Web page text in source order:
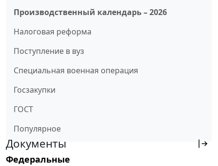
Производственный календарь – 2026
Налоговая реформа
Поступление в вуз
Специальная военная операция
Госзакупки
ГОСТ
Популярное
Документы
Федеральные